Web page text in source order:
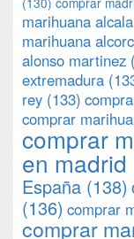
marihuana
marihuana
alonso martinez
extremadura
rey (133)
comprar
comprar
en madrid
España (138)
(136) comprar
comprar